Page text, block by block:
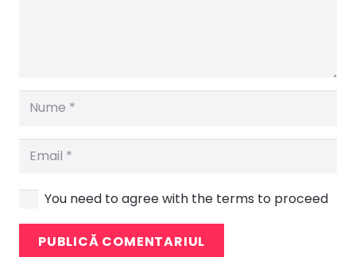
You need to agree with the terms to proceed
PUBLICĂ COMENTARIUL